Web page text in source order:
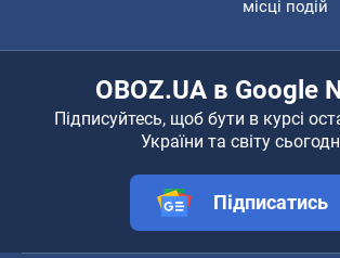
місці подій
OBOZ.UA в Google
Підписуйтесь, щоб бути в курсі
України та світу
Підписатись